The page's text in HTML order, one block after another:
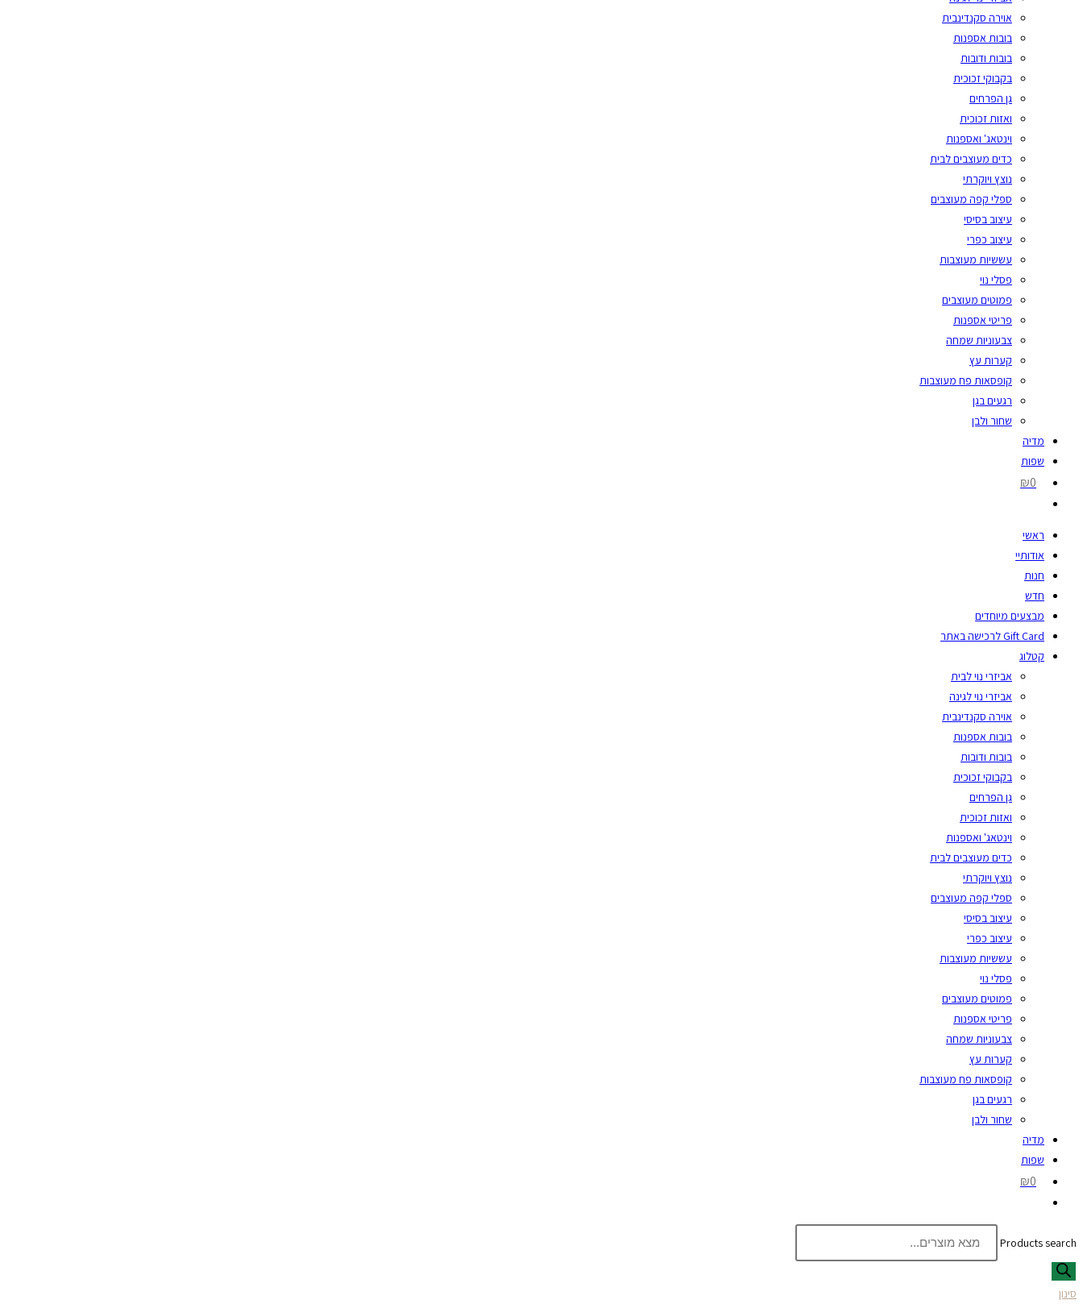
אוירה סקנדינבית
בובות אספנות
בובות ודובות
בקבוקי זכוכית
גן הפרחים
ואזות זכוכית
וינטאג' ואספנות
כדים מעוצבים לבית
נוצץ ויוקרתי
ספלי קפה מעוצבים
עיצוב בסיסי
עיצוב כפרי
עששיות מעוצבות
פסלי נוי
פמוטים מעוצבים
פריטי אספנות
צבעוניות שמחה
קערות עץ
קופסאות פח מעוצבות
רגעים בגן
שחור ולבן
מדיה
שפות
₪0
ראשי
אודותיי
חנות
חדש
מבצעים מיוחדים
Gift Card לרכישה באתר
קטלוג
אביזרי נוי לבית
אביזרי נוי לגינה
אוירה סקנדינבית
בובות אספנות
בובות ודובות
בקבוקי זכוכית
גן הפרחים
ואזות זכוכית
וינטאג' ואספנות
כדים מעוצבים לבית
נוצץ ויוקרתי
ספלי קפה מעוצבים
עיצוב בסיסי
עיצוב כפרי
עששיות מעוצבות
פסלי נוי
פמוטים מעוצבים
פריטי אספנות
צבעוניות שמחה
קערות עץ
קופסאות פח מעוצבות
רגעים בגן
שחור ולבן
מדיה
שפות
₪0
Products search
סינון